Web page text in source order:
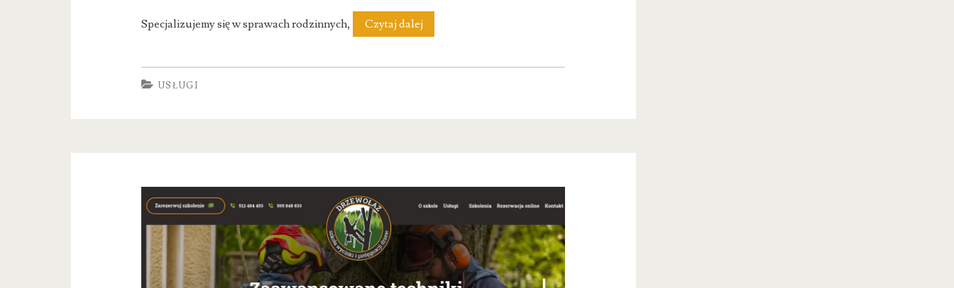
Specjalizujemy się w sprawach rodzinnych, Czytaj dalejBiuro
USŁUGI